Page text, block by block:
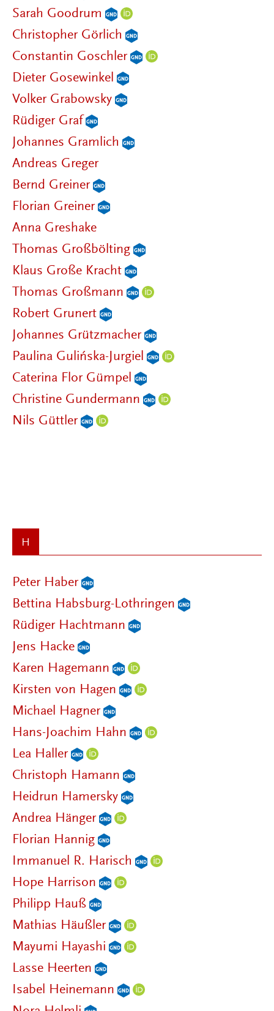
Sarah Goodrum
Christopher Görlich
Constantin Goschler
Dieter Gosewinkel
Volker Grabowsky
Rüdiger Graf
Johannes Gramlich
Andreas Greger
Bernd Greiner
Florian Greiner
Anna Greshake
Thomas Großbölting
Klaus Große Kracht
Thomas Großmann
Robert Grunert
Johannes Grützmacher
Paulina Gulińska-Jurgiel
Caterina Flor Gümpel
Christine Gundermann
Nils Güttler
H
Peter Haber
Bettina Habsburg-Lothringen
Rüdiger Hachtmann
Jens Hacke
Karen Hagemann
Kirsten von Hagen
Michael Hagner
Hans-Joachim Hahn
Lea Haller
Christoph Hamann
Heidrun Hamersky
Andrea Hänger
Florian Hannig
Immanuel R. Harisch
Hope Harrison
Philipp Hauß
Mathias Häußler
Mayumi Hayashi
Lasse Heerten
Isabel Heinemann